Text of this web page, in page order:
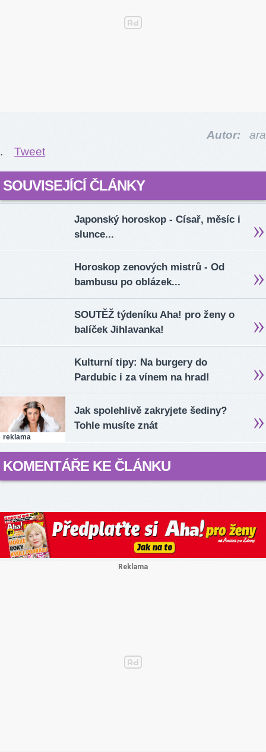
Autor:
ara
.
Tweet
SOUVISEJÍCÍ ČLÁNKY
Japonský horoskop - Císař, měsíc i
slunce...
Horoskop zenových mistrů - Od
bambusu po oblázek...
SOUTĚŽ týdeníku Aha! pro ženy o
balíček Jihlavanka!
Kulturní tipy: Na burgery do
Pardubic i za vínem na hrad!
reklama
Jak spolehlivě zakryjete šediny?
Tohle musíte znát
KOMENTÁŘE KE ČLÁNKU